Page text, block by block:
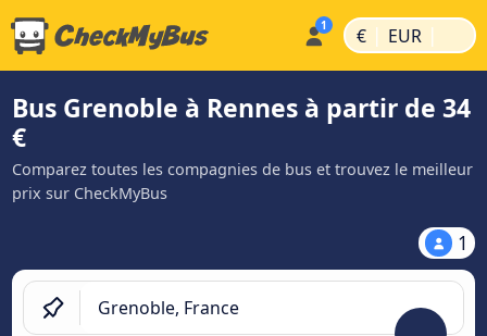
€ | EUR |
Bus Grenoble à Rennes à partir de 34
€
Comparez toutes les compagnies de bus et trouvez le meilleur
prix sur CheckMyBus
1